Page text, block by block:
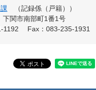
記録係（戸籍）
下関市南部町1番1号
1192
Fax：083-235-1931